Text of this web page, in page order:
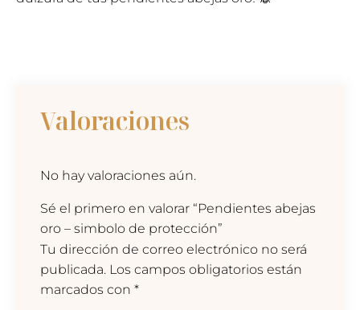
Valoraciones
No hay valoraciones aún.
Sé el primero en valorar “Pendientes abejas
oro – simbolo de protección”
Tu dirección de correo electrónico no será
publicada. Los campos obligatorios están
marcados con *